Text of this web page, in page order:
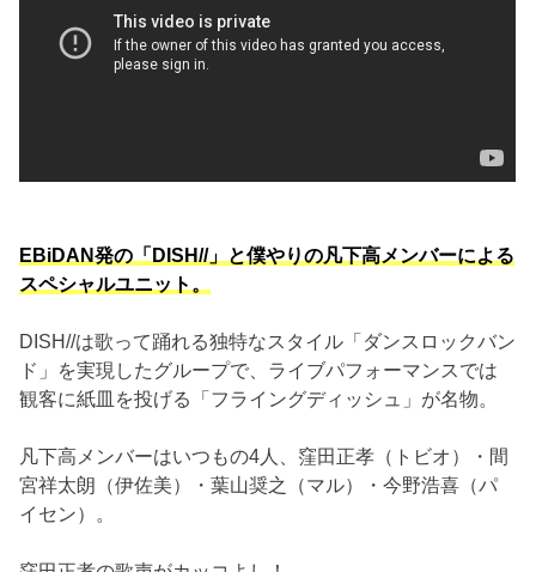
EBiDAN発の「DISH//」と僕やりの凡下高メンバーによる
スペシャルユニット。
DISH//は歌って踊れる独特なスタイル「ダンスロックバン
ド」を実現したグループで、ライブパフォーマンスでは
観客に紙皿を投げる「フライングディッシュ」が名物。
凡下高メンバーはいつもの4人、窪田正孝（トビオ）・間
宮祥太朗（伊佐美）・葉山奨之（マル）・今野浩喜（パ
イセン）。